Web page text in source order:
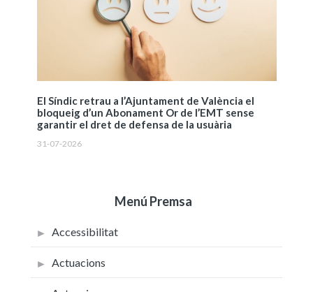
El Síndic retrau a l’Ajuntament de València el
bloqueig d’un Abonament Or de l’EMT sense
garantir el dret de defensa de la usuària
31-07-2026
Menú Premsa
Accessibilitat
Actuacions